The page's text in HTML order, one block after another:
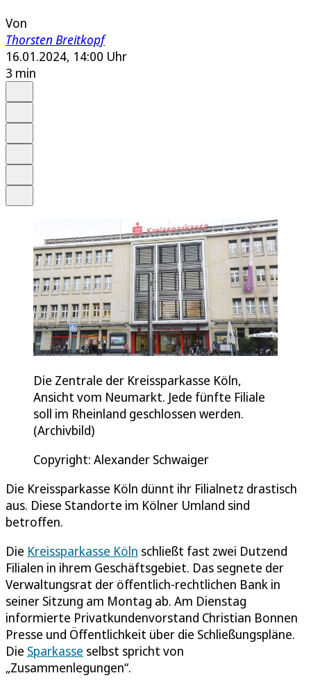
Von
Thorsten Breitkopf
16.01.2024, 14:00 Uhr
3 min
Die Zentrale der Kreissparkasse Köln,
Ansicht vom Neumarkt. Jede fünfte Filiale
soll im Rheinland geschlossen werden.
(Archivbild)
Copyright: Alexander Schwaiger
Die Kreissparkasse Köln dünnt ihr Filialnetz drastisch
aus. Diese Standorte im Kölner Umland sind
betroffen.
Die Kreissparkasse Köln schließt fast zwei Dutzend
Filialen in ihrem Geschäftsgebiet. Das segnete der
Verwaltungsrat der öffentlich-rechtlichen Bank in
seiner Sitzung am Montag ab. Am Dienstag
informierte Privatkundenvorstand Christian Bonnen
Presse und Öffentlichkeit über die Schließungspläne.
Die Sparkasse selbst spricht von
„Zusammenlegungen“.